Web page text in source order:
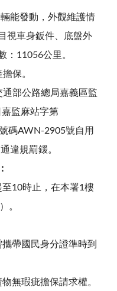
能發動，外觀維護情
視車身鈑件、底盤外
：11056公里。
保。
部公路總局嘉義區監
監麻站字第
碼AWN-2905號自用
違規罰鍰。
10時止，在本署1樓
。
帶國民身分證準時到
無瑕疵擔保請求權。